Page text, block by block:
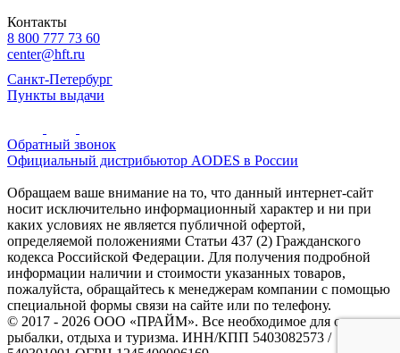
Контакты
8 800 777 73 60
center@hft.ru
Санкт-Петербург
Пункты выдачи
Обратный звонок
Официальный дистрибьютор AODES в России
Обращаем ваше внимание на то, что данный интернет-сайт
носит исключительно информационный характер и ни при
каких условиях не является публичной офертой,
определяемой положениями Статьи 437 (2) Гражданского
кодекса Российской Федерации. Для получения подробной
информации наличии и стоимости указанных товаров,
пожалуйста, обращайтесь к менеджерам компании с помощью
специальной формы связи на сайте или по телефону.
© 2017 - 2026 ООО «ПРАЙМ». Все необходимое для охоты и
рыбалки, отдыха и туризма. ИНН/КПП 5403082573 /